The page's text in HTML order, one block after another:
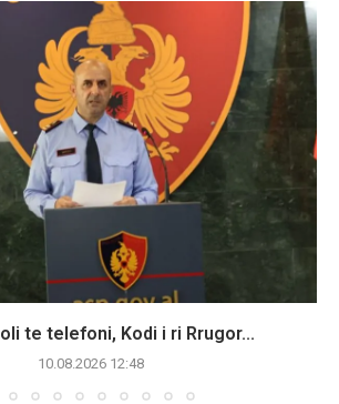
te telefoni, Kodi i ri Rrugor...
10.08.2026 12:48